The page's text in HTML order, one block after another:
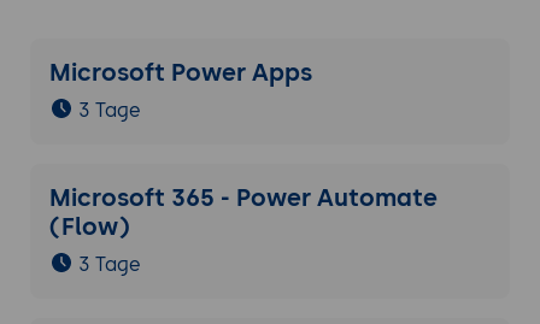
Microsoft Power Apps
3 Tage
Microsoft 365 - Power Automate
(Flow)
3 Tage